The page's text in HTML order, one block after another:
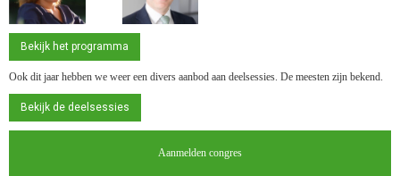
Bekijk het programma
Ook dit jaar hebben we weer een divers aanbod aan deelsessies. De meesten zijn bekend.
Bekijk de deelsessies
Aanmelden congres